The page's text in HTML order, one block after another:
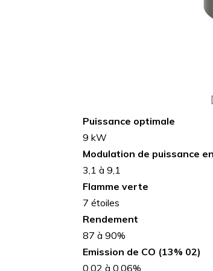
Puissance optimale
9 kW
Modulation de puissance
3,1 à 9,1
Flamme verte
7 étoiles
Rendement
87 à 90%
Emission de CO (13% 02)
0,02 à 0,06%